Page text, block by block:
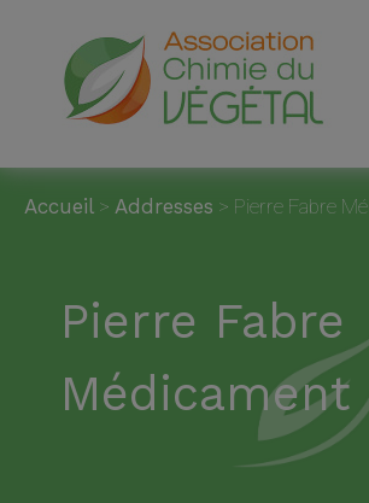
Accueil > Addresses > Pierre Fabre
Pierre Fabre
Médicament